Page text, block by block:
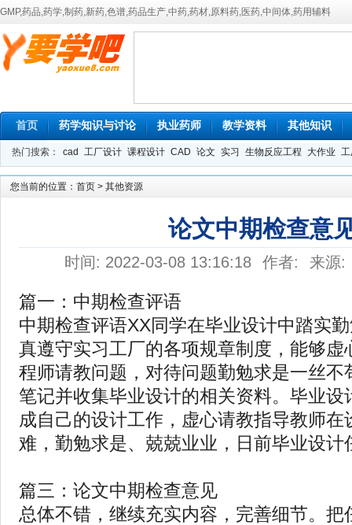
GMP,药品,药学,制药,新药,色谱,药品生产,中药,药材,原料药,医药,中间体,药用辅料
首页 药学知识与讨论 执业药师 教学资料 其他知识
热门搜索： cad 工厂设计 课程设计 CAD 论文 实习 生物反应工程 大作业
您当前的位置： 首页 > 其他资源
论文中期检查意
时间: 2022-03-08 13:16:18 作者: 来源:
篇一：中期检查评语
中期检查评语XX同学在毕业设计中踏实
真遵守实习工厂的各项规章制度，能够虚
程师请教问题，对待问题勤勉求是一丝不
笔记并收集毕业设计的相关资料。毕业设
成自己的设计工作，虚心请教指导教师在
难，勤勉求是、兢兢业业，日前毕业设计
篇三：论文中期检查意见
总体不错，继续充实内容，完善细节。把